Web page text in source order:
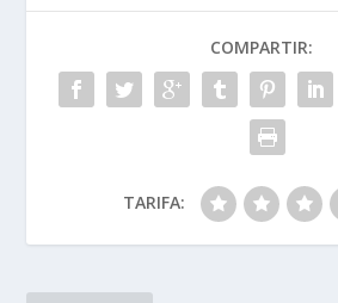
COMPARTIR:
TARIFA: